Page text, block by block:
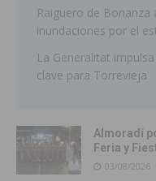
Raiguero de
inundaciones por el
La Generalitat
clave para Torrevieja
Almoradí
Feria y
03/08/2026